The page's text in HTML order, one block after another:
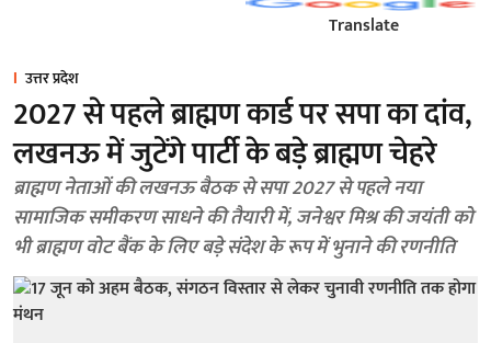
Translate
उत्तर प्रदेश
2027 से पहले ब्राह्मण कार्ड पर सपा का दांव,
लखनऊ में जुटेंगे पार्टी के बड़े ब्राह्मण चेहरे
ब्राह्मण नेताओं की लखनऊ बैठक से सपा 2027 से पहले नया
सामाजिक समीकरण साधने की तैयारी में, जनेश्वर मिश्र की जयंती को
भी ब्राह्मण वोट बैंक के लिए बड़े संदेश के रूप में भुनाने की रणनीति